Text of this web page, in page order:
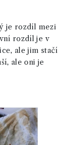
je rozdíl mezi
rozdíl je v
ale jim stačí
ale oni je